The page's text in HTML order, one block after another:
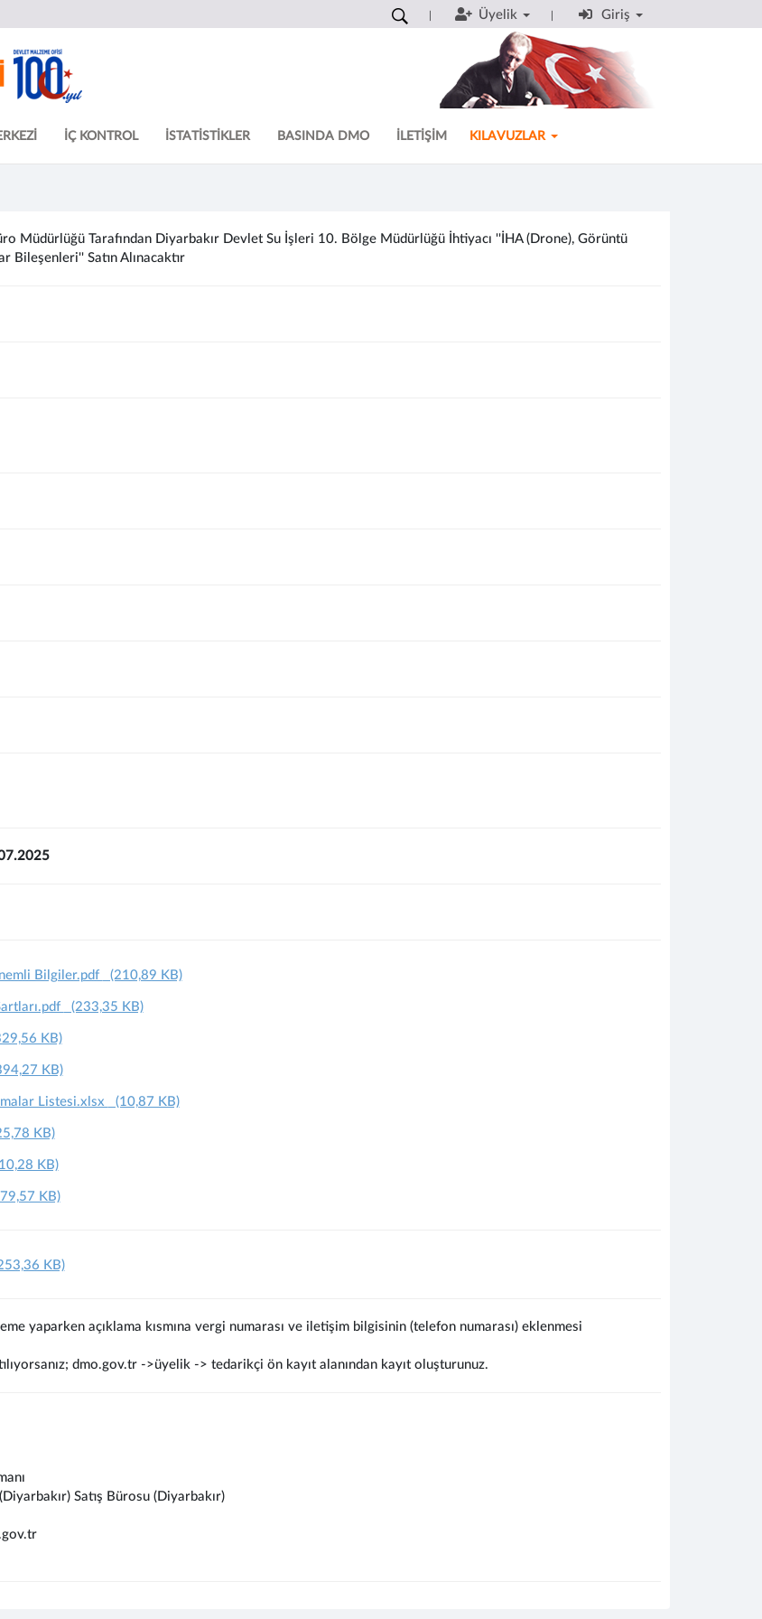
Üyelik Giriş
İÇ KONTROL İSTATİSTİKLER BASINDA DMO İLETİŞİM KILAVUZLAR
Müdürlüğü Tarafından Diyarbakır Devlet Su İşleri 10. Bölge Müdürlüğü İhtiyacı ''İHA (Drone), Görüntü
Bileşenleri'' Satın Alınacaktır
Bilgiler.pdf (210,89 KB)
(233,35 KB)
KB)
KB)
Listesi.xlsx (10,87 KB)
KB)
KB)
KB)
KB)
yaparken açıklama kısmına vergi numarası ve iletişim bilgisinin (telefon numarası) eklenmesi
dmo.gov.tr ->üyelik -> tedarikçi ön kayıt alanından kayıt oluşturunuz.
Satış Bürosu (Diyarbakır)